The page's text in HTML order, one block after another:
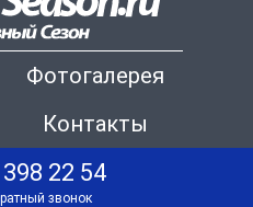
Фотогалерея
Контакты
22 54
звонок